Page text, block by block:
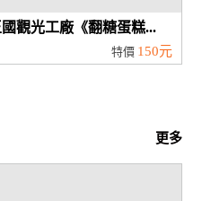
觀光工廠《翻糖蛋糕...
特價 150元
更多